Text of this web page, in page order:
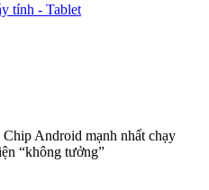
tính - Tablet
Chip Android mạnh nhất chạy
“không tưởng”